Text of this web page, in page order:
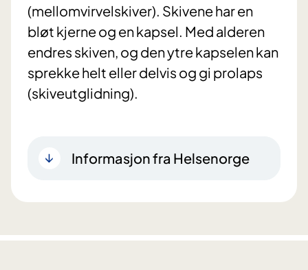
(mellomvirvelskiver). Skivene har en
bløt kjerne og en kapsel. Med alderen
endres skiven, og den ytre kapselen kan
sprekke helt eller delvis og gi prolaps
(skiveutglidning).
Informasjon fra Helsenorge